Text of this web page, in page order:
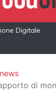
Digitale
news
di